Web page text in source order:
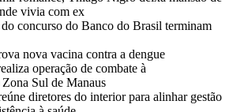
vivia com ex
concurso do Banco do Brasil terminam
nova vacina contra a dengue
operação de combate à
Sul de Manaus
diretores do interior para alinhar gestão